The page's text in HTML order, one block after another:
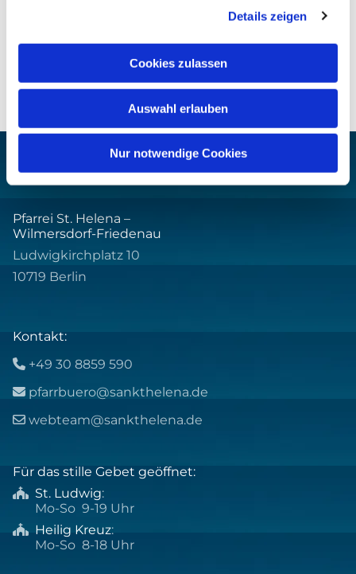
Details zeigen
Cookies zulassen
Auswahl erlauben
Nur notwendige Cookies
Pfarrei St. Helena –
Wilmersdorf-Friedenau
Ludwigkirchplatz 10
10719 Berlin
Kontakt:
 +49 30 8859 590
 pfarrbuero@sankthelena.de
 webteam@sankthelena.de
Für das stille Gebet geöffnet:
 St. Ludwig:
Mo-So 9-19 Uhr
 Heilig Kreuz:
Mo-So 8-18 Uhr